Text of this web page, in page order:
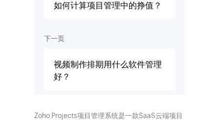
如何计算项目管理中的挣值？
下一页
视频制作排期用什么软件管理
好？
Zoho Projects项目管理系统是一款SaaS云端项目